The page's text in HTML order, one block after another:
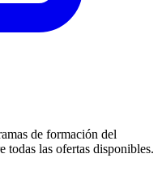
de formación del
todas las ofertas disponibles.